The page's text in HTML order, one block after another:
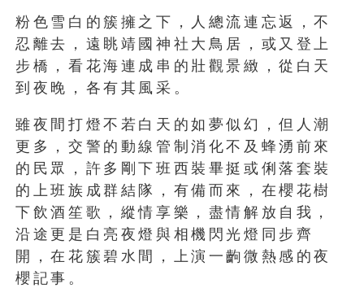
粉色雪白的簇擁之下，人總流連忘返，不
忍離去，遠眺靖國神社大鳥居，或又登上
步橋，看花海連成串的壯觀景緻，從白天
到夜晚，各有其風采。
雖夜間打燈不若白天的如夢似幻，但人潮
更多，交警的動線管制消化不及蜂湧前來
的民眾，許多剛下班西裝畢挺或俐落套裝
的上班族成群結隊，有備而來，在櫻花樹
下飲酒笙歌，縱情享樂，盡情解放自我，
沿途更是白亮夜燈與相機閃光燈同步齊
開，在花簇碧水間，上演一齣微熱感的夜
櫻記事。